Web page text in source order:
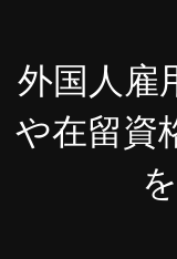
外国人雇
や在留資